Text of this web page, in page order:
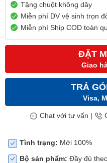
Tặng chuột không dây
Miễn phí DV vệ sinh trọn
Miễn phí Ship COD toàn
ĐẶT
Giao
TRẢ
Visa,
Chat với tư vấn |
Tình trạng: Mới 100%
Bộ sản phẩm: Đầy đủ